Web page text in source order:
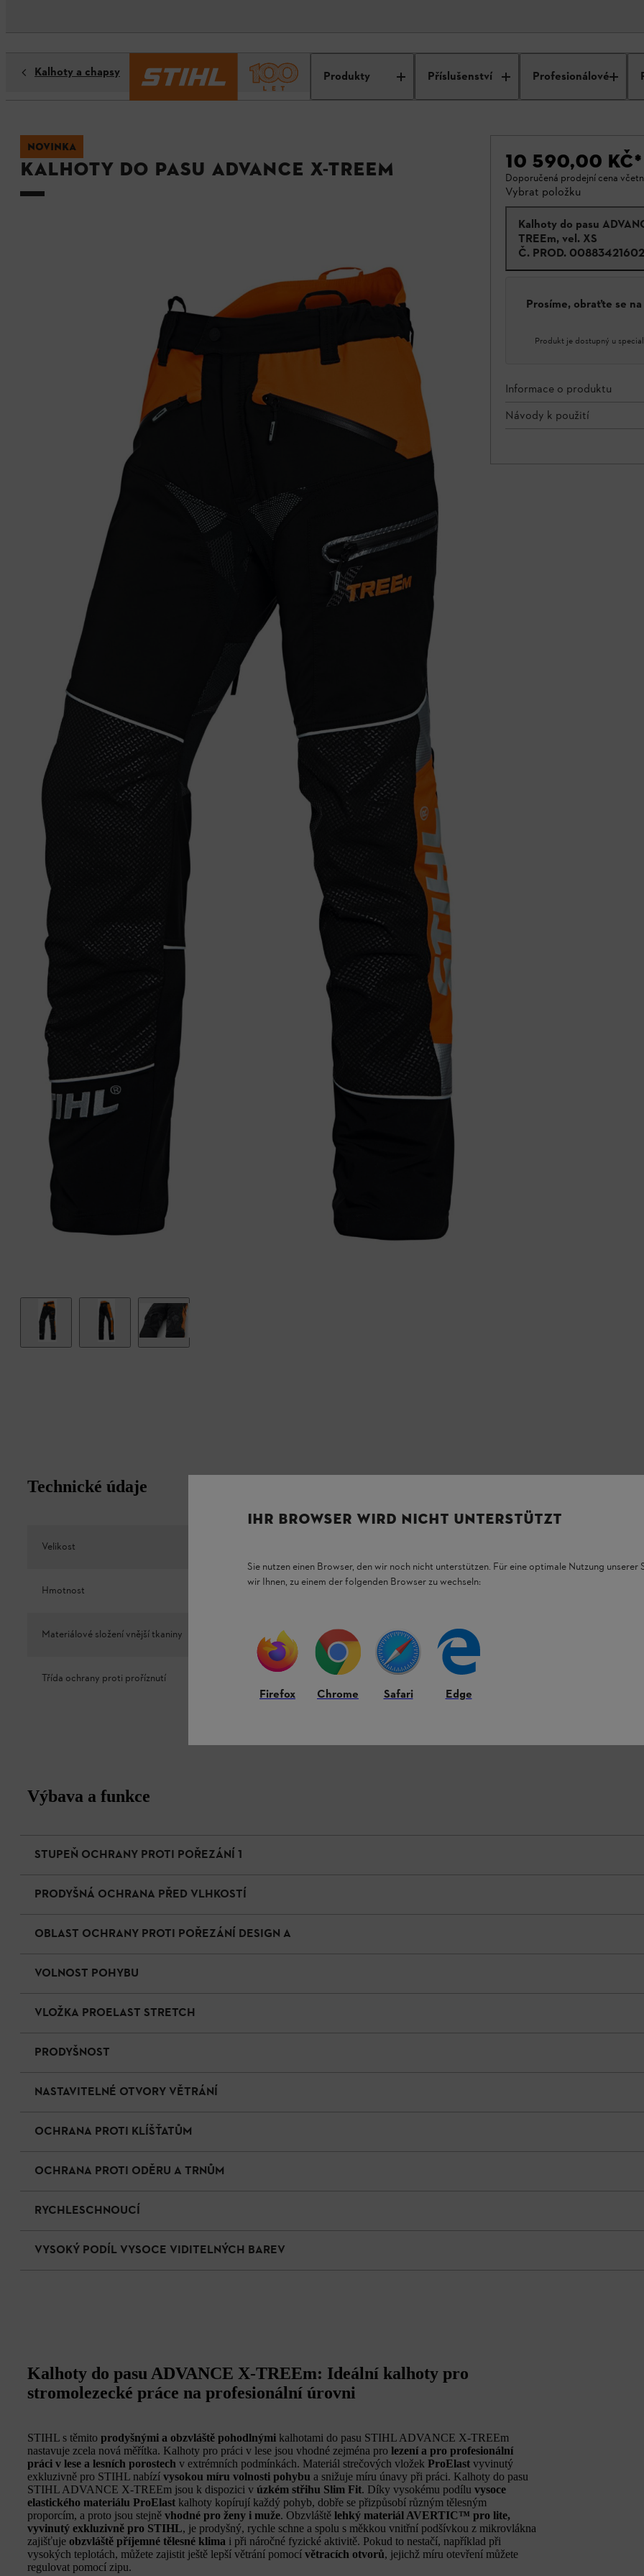
Produkty Příslušenství Profesionálové
Kalhoty a chapsy
NOVINKA
Kalhoty do pasu ADVANCE X-TREEm 10 590,00 KČ*
Doporučená prodejní cena
Vybrat položku
Kalhoty do pasu
TREEm, vel. XS
Č. PROD. 00883421602
Prosíme, obraťte se
Produkt je dostupný u
Informace o produktu
Návody k použití
Technické údaje
Velikost
Hmotnost 1200 g
Materiálové složení vnější tkaniny 80 % polyester, 15 % polyamid, 4 % elastan, 1 % keramika
Třída ochrany proti proříznutí
Výbava a funkce
STUPEŇ OCHRANY PROTI POŘEZÁNÍ 1
PRODYŠNÁ OCHRANA PŘED VLHKOSTÍ
OBLAST OCHRANY PROTI POŘEZÁNÍ DESIGN A
VOLNOST POHYBU
VLOŽKA PROELAST STRETCH
PRODYŠNOST
NASTAVITELNÉ OTVORY VĚTRÁNÍ
OCHRANA PROTI KLÍŠŤATŮM
OCHRANA PROTI ODĚRU A TRNŮM
RYCHLESCHNOUCÍ
VYSOKÝ PODÍL VYSOCE VIDITELNÝCH BAREV
Kalhoty do pasu ADVANCE X-TREEm: Ideální kalhoty pro
stromolezecké práce na profesionální úrovni
STIHL s těmito prodyšnými a obzvláště pohodlnými kalhotami do pasu STIHL ADVANCE X-TREEm
nastavuje zcela nová měřítka. Kalhoty pro práci v lese jsou vhodné zejména pro lezení a pro profesionální
práci v lese a lesních porostech v extrémních podmínkách. Materiál strečových vložek ProElast vyvinutý
exkluzivně pro STIHL nabízí vysokou míru volnosti pohybu a snižuje míru únavy při práci. Kalhoty do pasu
STIHL ADVANCE X-TREEm jsou k dispozici v úzkém střihu Slim Fit. Díky vysokému podílu vysoce
elastického materiálu ProElast kalhoty kopírují každý pohyb, dobře se přizpůsobí různým tělesným
proporcím, a proto jsou stejně vhodné pro ženy i muže. Obzvláště lehký materiál AVERTIC™ pro lite,
vyvinutý exkluzivně pro STIHL, je prodyšný, rychle schne a spolu s měkkou vnitřní podšívkou z mikrovlákna
zajišťuje obzvláště příjemné tělesné klima i při náročné fyzické aktivitě. Pokud to nestačí, například při
vysokých teplotách, můžete zajistit ještě lepší větrání pomocí větracích otvorů, jejichž míru otevření můžete
regulovat pomocí zipu.
IHR BROWSER WIRD NICHT UNTERSTÜTZT
Sie nutzen einen Browser, den wir noch nicht unterstützen. Für eine optimale Nutzung unserer
wir Ihnen, zu einem der folgenden Browser zu wechseln:
Firefox Chrome Safari Edge